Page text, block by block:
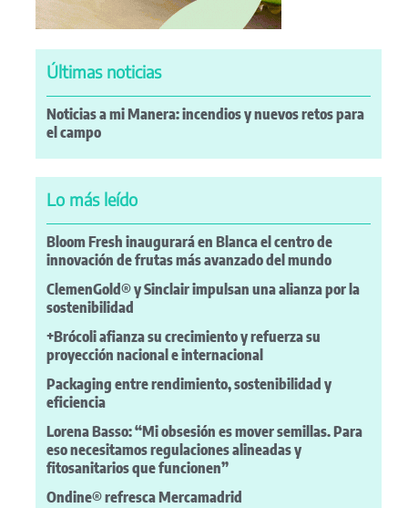
Últimas noticias
Noticias a mi Manera: incendios y nuevos retos para
el campo
Lo más leído
Bloom Fresh inaugurará en Blanca el centro de
innovación de frutas más avanzado del mundo
ClemenGold® y Sinclair impulsan una alianza por la
sostenibilidad
+Brócoli afianza su crecimiento y refuerza su
proyección nacional e internacional
Packaging entre rendimiento, sostenibilidad y
eficiencia
Lorena Basso: “Mi obsesión es mover semillas. Para
eso necesitamos regulaciones alineadas y
fitosanitarios que funcionen”
Ondine® refresca Mercamadrid